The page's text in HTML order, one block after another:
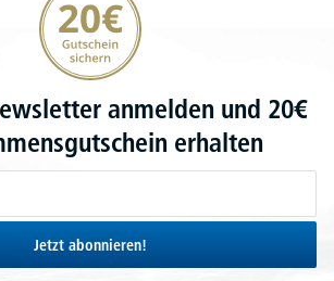
anmelden und 20€
erhalten
Jetzt abonnieren!